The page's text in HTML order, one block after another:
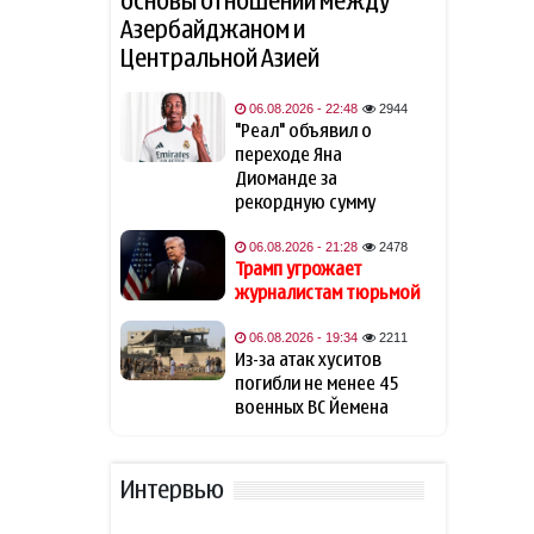
13:27
Создан Организационный
комитет Азербайджанского
международного
РАСПОРЯЖЕНИЕ
13:26
Сменился посол
Азербайджана в Пакистане
13:25
Азербайджан назначил
нового посла в Эстонию
13:08
Сформирована структура
Совета по медиа и вещанию
Литва добивается от НАТО и
ЕС допмер по защите
Азербайджаном и
Центральной Азией
06.08.2026 - 22:48 2944
"Реал" объявил о
переходе Яна
Диоманде за
рекордную сумму
06.08.2026 - 21:28 2478
Трамп угрожает
журналистам тюрьмой
06.08.2026 - 19:34 2211
Из-за атак хуситов
погибли не менее 45
военных ВС Йемена
Интервью